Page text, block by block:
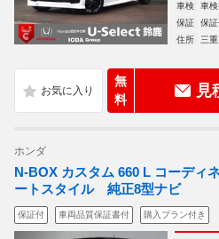
車検
車
保証
保
住所
三
無
料
見
ホンダ
N-BOX カスタム 660 L コーディ
ートスタイル 純正8型ナビ
保証付 車両品質保証書付 購入プラン付き